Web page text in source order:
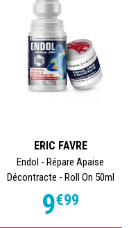
ERIC FAVRE
Endol - Répare Apaise
Décontracte - Roll On 50ml
9€99